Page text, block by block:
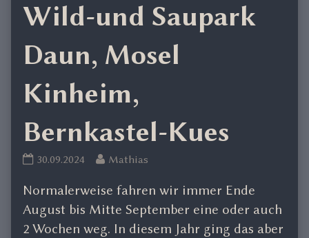
Wild-und Saupark
Daun, Mosel
Kinheim,
Bernkastel-Kues
Wild-
Saupark
Daun,
Mosel
30.09.2024
Read
posts
by
the
Mathias
Normalerweise fahren wir immer Ende
August bis Mitte September eine oder auch
2 Wochen weg. In diesem Jahr ging das aber